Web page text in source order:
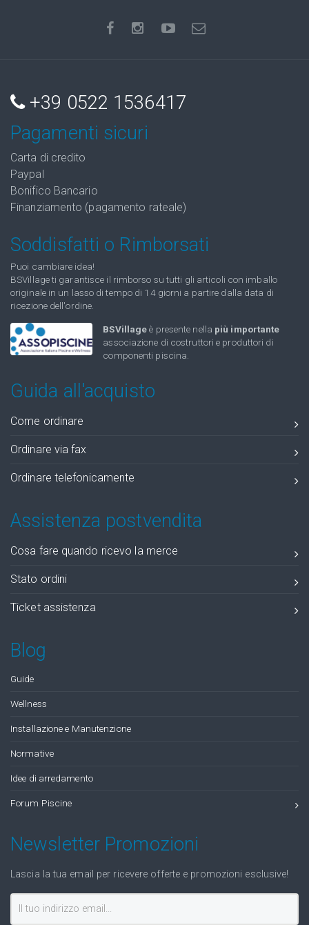
+39 0522 1536417
Pagamenti sicuri
Carta di credito
Paypal
Bonifico Bancario
Finanziamento (pagamento rateale)
Soddisfatti o Rimborsati
Puoi cambiare idea!
BSVillage ti garantisce il rimborso su tutti gli articoli con imballo
originale in un lasso di tempo di 14 giorni a partire dalla data di
ricezione dell'ordine.
BSVillageè presente nella più importante
associazione di costruttori e produttori di
componenti piscina.
Guida all'acquisto
Come ordinare
Ordinare via fax
Ordinare telefonicamente
Assistenza postvendita
Cosa fare quando ricevo la merce
Stato ordini
Ticket assistenza
Blog
Guide
Wellness
Installazione e Manutenzione
Normative
Idee di arredamento
Forum Piscine
Newsletter Promozioni
Lascia la tua email per ricevere offerte e promozioni esclusive!